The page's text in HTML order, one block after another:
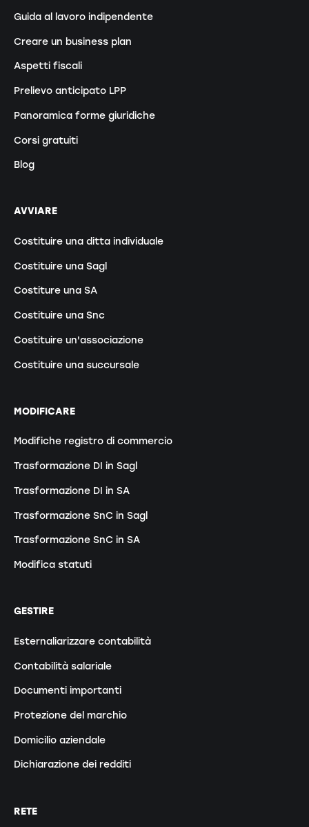
Guida al lavoro indipendente
Creare un business plan
Aspetti fiscali
Prelievo anticipato LPP
Panoramica forme giuridiche
Corsi gratuiti
Blog
AVVIARE
Costituire una ditta individuale
Costituire una Sagl
Costiture una SA
Costituire una Snc
Costituire un'associazione
Costituire una succursale
MODIFICARE
Modifiche registro di commercio
Trasformazione DI in Sagl
Trasformazione DI in SA
Trasformazione SnC in Sagl
Trasformazione SnC in SA
Modifica statuti
GESTIRE
Esternaliarizzare contabilità
Contabilità salariale
Documenti importanti
Protezione del marchio
Domicilio aziendale
Dichiarazione dei redditi
RETE